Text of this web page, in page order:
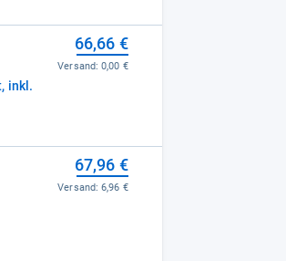
inkl.
66,66 €
Versand:0,00 €
67,96 €
Versand:6,96 €